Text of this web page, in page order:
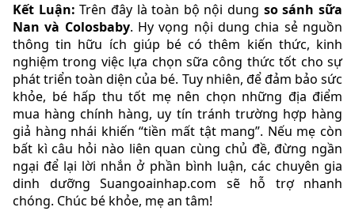
Kết Luận: Trên đây là toàn bộ nội dung so sánh sữa
Nan và Colosbaby. Hy vọng nội dung chia sẻ nguồn
thông tin hữu ích giúp bé có thêm kiến thức, kinh
nghiệm trong việc lựa chọn sữa công thức tốt cho sự
phát triển toàn diện của bé. Tuy nhiên, để đảm bảo sức
khỏe, bé hấp thu tốt mẹ nên chọn những địa điểm
mua hàng chính hàng, uy tín tránh trường hợp hàng
giả hàng nhái khiến “tiền mất tật mang”. Nếu mẹ còn
bất kì câu hỏi nào liên quan cùng chủ đề, đừng ngần
ngại để lại lời nhắn ở phần bình luận, các chuyên gia
dinh dưỡng Suangoainhap.com sẽ hỗ trợ nhanh
chóng. Chúc bé khỏe, mẹ an tâm!